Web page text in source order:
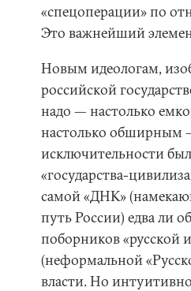
«спецоперации» по
Это важнейший
Новым идеологам,
российской
надо — настолько
настолько обширным
исключительности
«государства-
самой «ДНК»
путь России) едва ли
поборников «русской
(неформальной
власти. Но